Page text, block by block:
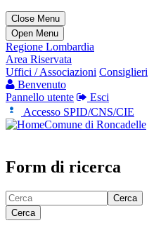
Close Menu
Open Menu
Regione Lombardia
Area Riservata
Uffici / Associazioni Consiglieri
Benvenuto
Pannello utente
Esci
Accesso SPID/CNS/CIE
Comune di Roncadelle
Form di ricerca
Cerca
Cerca